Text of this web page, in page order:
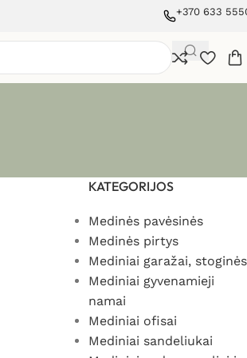
+370 633
KATEGORIJOS
Medinės pavėsinės
Medinės pirtys
Mediniai garažai, stoginės
Mediniai gyvenamieji
namai
Mediniai ofisai
Mediniai sandeliukai